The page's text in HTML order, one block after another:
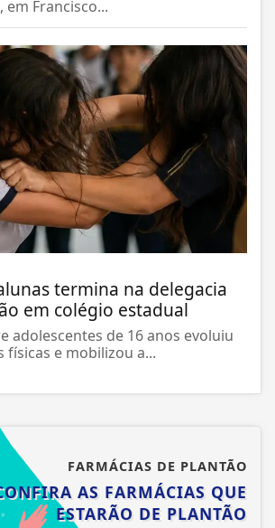
em Francisco...
termina na delegacia
em colégio estadual
adolescentes de 16 anos evoluiu
físicas e mobilizou a...
FARMÁCIAS DE PLANTÃO
AS FARMÁCIAS QUE
ESTARÃO DE PLANTÃO